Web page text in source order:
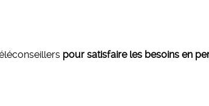
pour satisfaire les besoins en